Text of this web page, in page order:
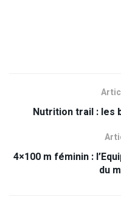
Nutrition trail : les
4×100 m féminin :
du